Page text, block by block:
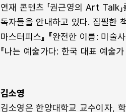
연재 콘텐츠 「권근영의 Art Talk
독자들을 안내하고 있다. 집필한
마스터피스』 『완전한 이름: 미술
『나는 예술가다: 한국 대표 예술
김소영
김소영은 한양대학교 교수이자,